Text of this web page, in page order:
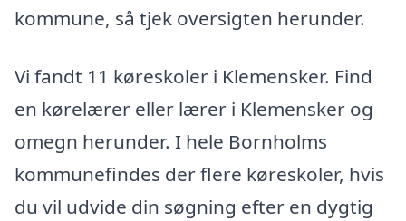
kommune, så tjek oversigten herunder.
Vi fandt 11 køreskoler i Klemensker. Find
en kørelærer eller lærer i Klemensker og
omegn herunder. I hele Bornholms
kommunefindes der flere køreskoler, hvis
du vil udvide din søgning efter en dygtig